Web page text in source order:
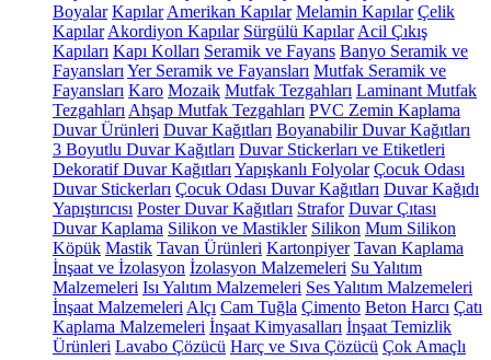
Boyalar Kapılar Amerikan Kapılar Melamin Kapılar Çelik
Kapılar Akordiyon Kapılar Sürgülü Kapılar Acil Çıkış
Kapıları Kapı Kolları Seramik ve Fayans Banyo Seramik ve
Fayansları Yer Seramik ve Fayansları Mutfak Seramik ve
Fayansları Karo Mozaik Mutfak Tezgahları Laminant Mutfak
Tezgahları Ahşap Mutfak Tezgahları PVC Zemin Kaplama
Duvar Ürünleri Duvar Kağıtları Boyanabilir Duvar Kağıtları
3 Boyutlu Duvar Kağıtları Duvar Stickerları ve Etiketleri
Dekoratif Duvar Kağıtları Yapışkanlı Folyolar Çocuk Odası
Duvar Stickerları Çocuk Odası Duvar Kağıtları Duvar Kağıdı
Yapıştırıcısı Poster Duvar Kağıtları Strafor Duvar Çıtası
Duvar Kaplama Silikon ve Mastikler Silikon Mum Silikon
Köpük Mastik Tavan Ürünleri Kartonpiyer Tavan Kaplama
İnşaat ve İzolasyon İzolasyon Malzemeleri Su Yalıtım
Malzemeleri Isı Yalıtım Malzemeleri Ses Yalıtım Malzemeleri
İnşaat Malzemeleri Alçı Cam Tuğla Çimento Beton Harcı Çatı
Kaplama Malzemeleri İnşaat Kimyasalları İnşaat Temizlik
Ürünleri Lavabo Çözücü Harç ve Sıva Çözücü Çok Amaçlı